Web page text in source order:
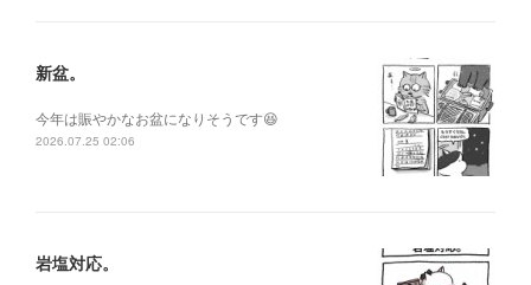
新盆。
今年は賑やかなお盆になりそうです😆
2026.07.25 02:06
岩塩対応。